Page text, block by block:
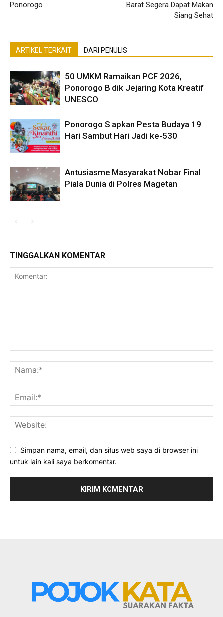
Ponorogo
Barat Segera Dapat Makan
Siang Sehat
ARTIKEL TERKAIT DARI PENULIS
50 UMKM Ramaikan PCF 2026,
Ponorogo Bidik Jejaring Kota Kreatif
UNESCO
Ponorogo Siapkan Pesta Budaya 19
Hari Sambut Hari Jadi ke-530
Antusiasme Masyarakat Nobar Final
Piala Dunia di Polres Magetan
TINGGALKAN KOMENTAR
Simpan nama, email, dan situs web saya di browser ini
untuk lain kali saya berkomentar.